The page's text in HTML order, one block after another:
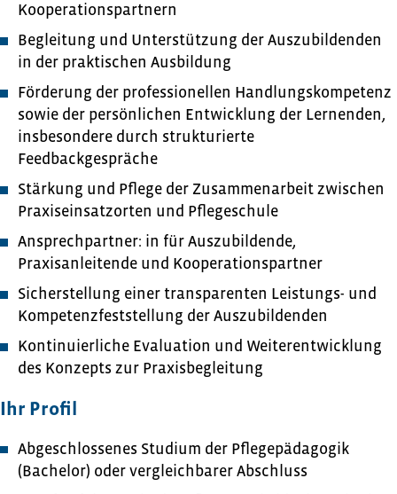
Kooperationspartnern
Begleitung und Unterstützung der Auszubildenden
in der praktischen Ausbildung
Förderung der professionellen Handlungskompetenz
sowie der persönlichen Entwicklung der Lernenden,
insbesondere durch strukturierte
Feedbackgespräche
Stärkung und Pflege der Zusammenarbeit zwischen
Praxiseinsatzorten und Pflegeschule
Ansprechpartner: in für Auszubildende,
Praxisanleitende und Kooperationspartner
Sicherstellung einer transparenten Leistungs- und
Kompetenzfeststellung der Auszubildenden
Kontinuierliche Evaluation und Weiterentwicklung
des Konzepts zur Praxisbegleitung
Ihr Profil
Abgeschlossenes Studium der Pflegepädagogik
(Bachelor) oder vergleichbarer Abschluss